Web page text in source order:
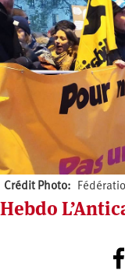
Crédit Photo
Hebdo